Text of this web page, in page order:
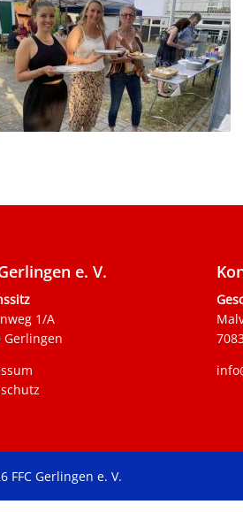
e. V.
1/A
Gerlingen
FFC Gerlingen e. V.